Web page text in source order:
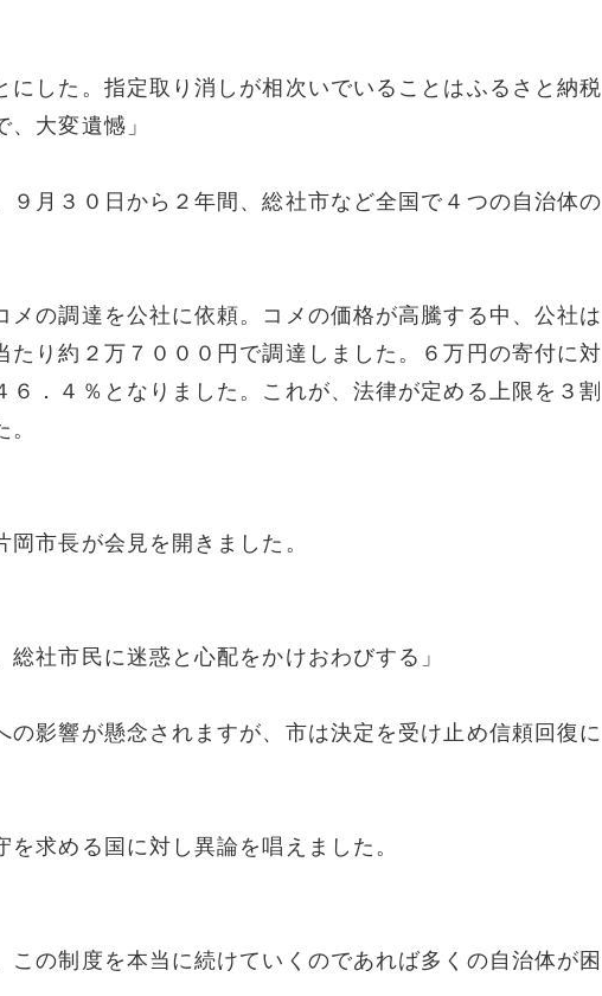
にした。指定取り消しが相次いでいることはふるさと納税
大変遺憾」
月３０日から２年間、総社市など全国で４つの自治体の
の調達を公社に依頼。コメの価格が高騰する中、公社は
り約２万７０００円で調達しました。６万円の寄付に対
．４％となりました。これが、法律が定める上限を３割
市長が会見を開きました。
総社市民に迷惑と心配をかけおわびする」
の影響が懸念されますが、市は決定を受け止め信頼回復に
求める国に対し異論を唱えました。
この制度を本当に続けていくのであれば多くの自治体が困